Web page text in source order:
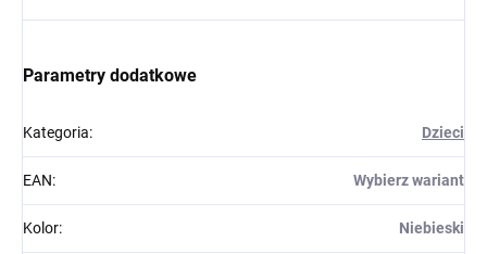
Parametry dodatkowe
Kategoria: Dzieci
EAN: Wybierz wariant
Kolor: Niebieski